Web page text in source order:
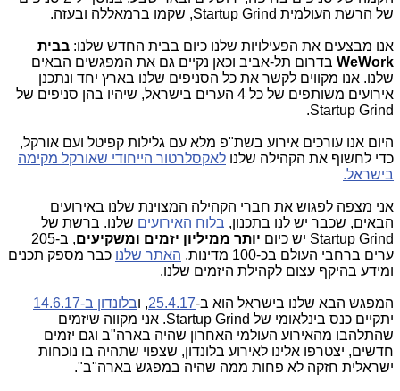
של הרשת העולמית Startup Grind, שקמו ברמאללה ובעזה.
אנו מבצעים את הפעילויות שלנו כיום בבית החדש שלנו: בבית
WeWork בדרום תל-אביב וכאן נקיים גם את המפגשים הבאים
שלנו. אנו מקווים לקשר את כל הסניפים שלנו בארץ יחד ונתכנן
אירועים משותפים של כל 4 הערים בישראל, שיהיו בהן סניפים של
Startup Grind.
היום אנו עורכים אירוע בשת"פ מלא עם גלילות קפיטל ועם אורקל,
כדי לחשוף את הקהילה שלנו לאקסלרטור הייחודי שאורקל מקימה
בישראל.
אני מצפה לפגוש את חברי הקהילה המצוינת שלנו באירועים
הבאים, שכבר יש לנו בתכנון, בלוח האירועים שלנו. ברשת של
Startup Grind יש כיום
יותר ממיליון יזמים ומשקיעים
, ב-205
ערים ברחבי העולם בכ-100 מדינות.
האתר שלנו כבר מספק תכנים
ומידע בהיקף עצום לקהילת היזמים שלנו.
המפגש הבא שלנו בישראל הוא ב-25.4.17, ובלונדון ב-14.6.17
יתקיים כנס בינלאומי של Startup Grind. אני מקווה שיזמים
שהתלהבו מהאירוע העולמי האחרון שהיה בארה"ב וגם יזמים
חדשים, יצטרפו אלינו לאירוע בלונדון, שצפוי שתהיה בו נוכחות
ישראלית חזקה לא פחות ממה שהיה במפגש בארה"ב".